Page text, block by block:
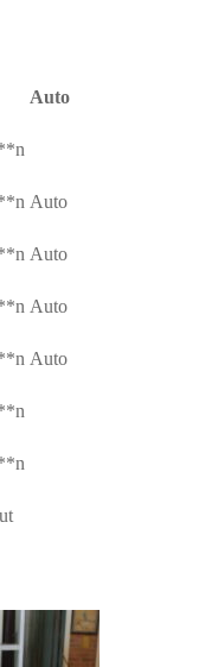
Auto
Auto
Auto
Auto
Auto